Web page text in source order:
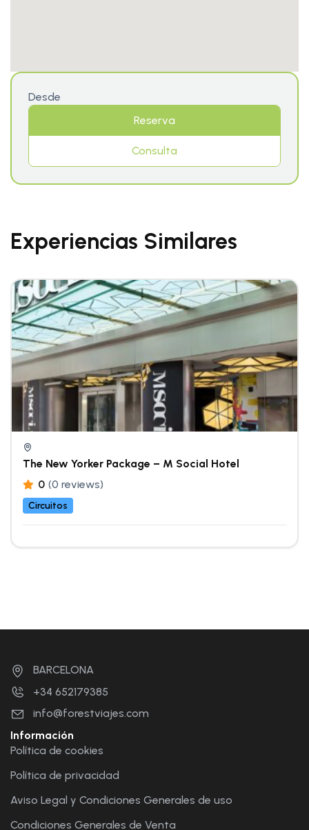
Desde
Reserva
Consulta
Experiencias Similares
The New Yorker Package – M Social Hotel
0 (0 reviews)
Circuitos
BARCELONA
+34 652179385
info@forestviajes.com
Información
Política de cookies
Política de privacidad
Aviso Legal y Condiciones Generales de uso
Condiciones Generales de Venta